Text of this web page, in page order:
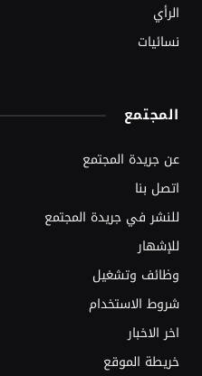
الرأي
نسائيات
المجتمع
عن جريدة المجتمع
اتصل بنا
للنشر في جريدة المجتمع
للإشهار
وظائف وتشغيل
شروط الاستخدام
اخر الاخبار
خريطة الموقع